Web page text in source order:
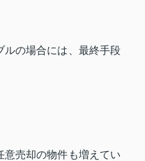
ルの場合には、最終手段
意売却の物件も増えてい